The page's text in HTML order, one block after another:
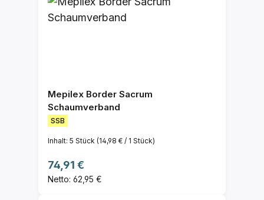
Mepilex Border Sacrum
Schaumverband
SSB
Inhalt: 5 Stück (14,98 € / 1 Stück)
Regulärer Preis:
74,91 €
Netto: 62,95 €